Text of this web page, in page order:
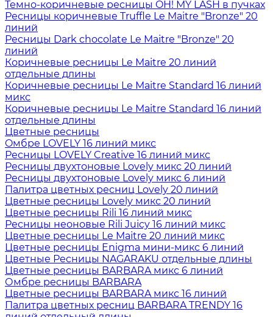
Темно-коричневые ресницы OH! MY LASH в пучках
Ресницы коричневые Truffle Le Maitre "Bronze" 20
линий
Ресницы Dark chocolate Le Maitre "Bronze" 20
линий
Коричневые ресницы Le Maitre 20 линий
отдельные длины
Коричневые ресницы Le Maitre Standard 16 линий
микс
Коричневые ресницы Le Maitre Standard 16 линий
отдельные длины
Цветные ресницы
Oмбре LOVELY 16 линий микс
Ресницы LOVELY Creative 16 линий микс
Ресницы двухтоновые Lovely микс 20 линий
Ресницы двухтоновые Lovely микс 6 линий
Палитра цветных ресниц Lovely 20 линий
Цветные ресницы Lovely микс 20 линий
Цветные ресницы Rili 16 линий микс
Ресницы неоновые Rili Juicy 16 линий микс
Цветные ресницы Le Maitre 20 линий микс
Цветные ресницы Enigma мини-микс 6 линий
Цветные Ресницы NAGARAKU отдельные длины
Цветные ресницы BARBARA микс 6 линий
Омбре ресницы BARBARA
Цветные ресницы BARBARA микс 16 линий
Палитра цветных ресниц BARBARA TRENDY 16